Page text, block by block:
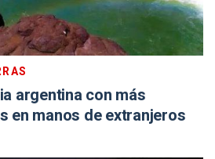
argentina con más
en manos de extranjeros